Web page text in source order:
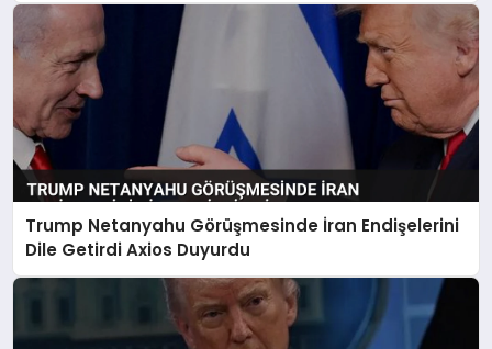
Trump Netanyahu Görüşmesinde İran Endişelerini
Dile Getirdi Axios Duyurdu